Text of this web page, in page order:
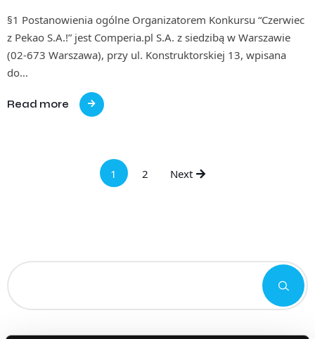
§1 Postanowienia ogólne Organizatorem Konkursu “Czerwiec
z Pekao S.A.!” jest Comperia.pl S.A. z siedzibą w Warszawie
(02-673 Warszawa), przy ul. Konstruktorskiej 13, wpisana
do…
Read more
1 2 Next